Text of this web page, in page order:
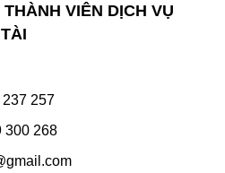
VIÊN DỊCH VỤ
237 257
300 268